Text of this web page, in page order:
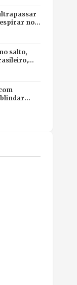
no
salto,
mão